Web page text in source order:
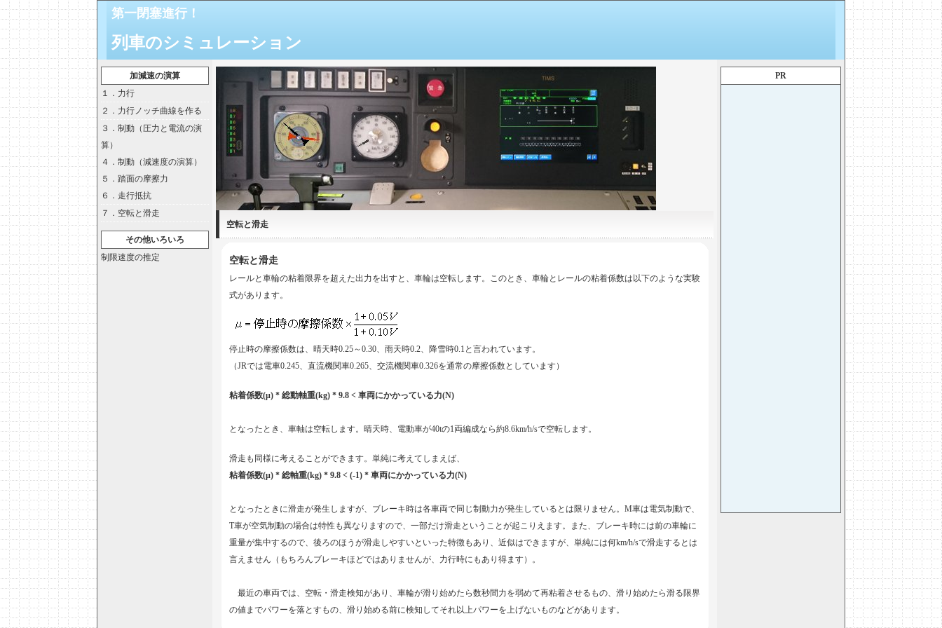
第一閉塞進行！
列車のシミュレーション
加減速の演算
１．力行
２．力行ノッチ曲線を作る
３．制動（圧力と電流の演
算）
４．制動（減速度の演算）
５．踏面の摩擦力
６．走行抵抗
７．空転と滑走
その他いろいろ
制限速度の推定
空転と滑走
空転と滑走
レールと車輪の粘着限界を超えた出力を出すと、車輪は空転します。このとき、車輪とレールの粘着係数は以下のような実験
式があります。
停止時の摩擦係数は、晴天時0.25～0.30、雨天時0.2、降雪時0.1と言われています。
（JRでは電車0.245、直流機関車0.265、交流機関車0.326を通常の摩擦係数としています）
粘着係数(μ) * 総動軸重(kg) * 9.8 < 車両にかかっている力(N)
となったとき、車軸は空転します。晴天時、電動車が40tの1両編成なら約8.6km/h/sで空転します。
滑走も同様に考えることができます。単純に考えてしまえば、
粘着係数(μ) * 総軸重(kg) * 9.8 < (-1) * 車両にかかっている力(N)
となったときに滑走が発生しますが、ブレーキ時は各車両で同じ制動力が発生しているとは限りません。M車は電気制動で、
T車が空気制動の場合は特性も異なりますので、一部だけ滑走ということが起こりえます。また、ブレーキ時には前の車輪に
重量が集中するので、後ろのほうが滑走しやすいといった特徴もあり、近似はできますが、単純には何km/h/sで滑走するとは
言えません（もちろんブレーキほどではありませんが、力行時にもあり得ます）。
最近の車両では、空転・滑走検知があり、車輪が滑り始めたら数秒間力を弱めて再粘着させるもの、滑り始めたら滑る限界
の値までパワーを落とすもの、滑り始める前に検知してそれ以上パワーを上げないものなどがあります。
PR